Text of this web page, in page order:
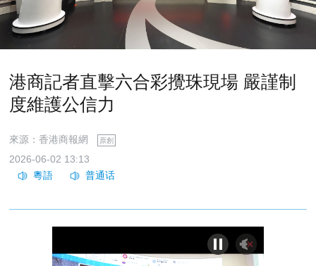
港商記者直擊六合彩攪珠現場 嚴謹制
度維護公信力
來源：香港商報網 原創
2026-06-02 13:13